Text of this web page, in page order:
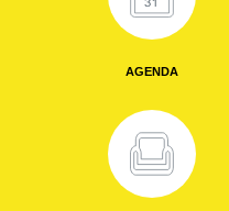
AGENDA